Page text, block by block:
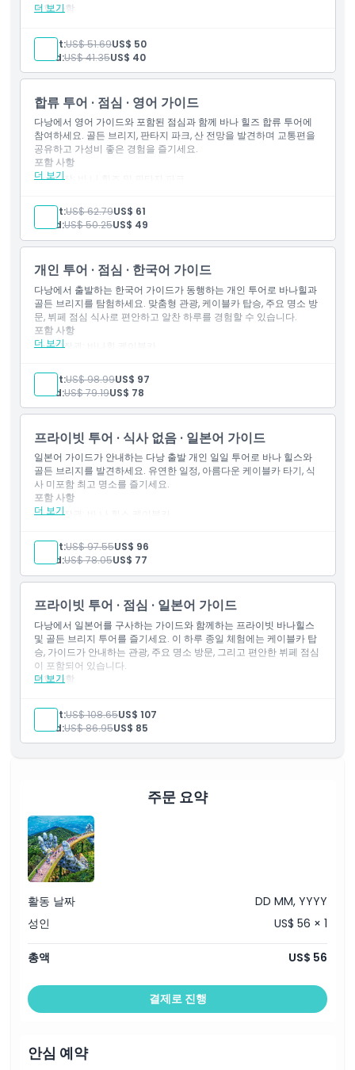
더 보기
포함 사항
영어 / 베트남어 구사 가이드
케이블카 티켓
다낭 시내 중심부 왕복 교통편 (선택 사항)
Adult:US$ 51.69US$ 50
Child:US$ 41.35US$ 40
합류 투어 · 점심 · 영어 가이드
다낭에서 영어 가이드와 포함된 점심과 함께 바나 힐즈 합류 투어에
참여하세요. 골든 브리지, 판타지 파크, 산 전망을 발견하며 교통편을
공유하고 가성비 좋은 경험을 즐기세요.
더 보기
포함 사항
입장: 바 나 힐즈 및 판타지 파크
점심
케이블카 티켓
다낭 시내 중심부 왕복 교통편 (선택 사항)
Adult:US$ 62.79US$ 61
Child:US$ 50.25US$ 49
개인 투어 · 점심 · 한국어 가이드
다낭에서 출발하는 한국어 가이드가 동행하는 개인 투어로 바나힐과
골든 브리지를 탐험하세요. 맞춤형 관광, 케이블카 탑승, 주요 명소 방
문, 뷔페 점심 식사로 편안하고 알찬 하루를 경험할 수 있습니다.
더 보기
포함 사항
입장권: 바나힐 케이블카
입장권: 골든 브릿지
입장권: 프렌치 빌리지
입장권: 판타지 파크
한국어 구사 가이드
호텔 왕복 교통편
만남 장소 왕복 교통편
교통편
Adult:US$ 98.99US$ 97
Child:US$ 79.19US$ 78
프라이빗 투어 · 식사 없음 · 일본어 가이드
일본어 가이드가 안내하는 다낭 출발 개인 일일 투어로 바나 힐스와
골든 브리지를 발견하세요. 유연한 일정, 아름다운 케이블카 타기, 식
사 미포함 최고 명소를 즐기세요.
더 보기
포함 사항
입장권: 바 나 힐스 케이블카
입장권: 골든 브릿지
입장권: 프렌치 빌리지
입장권: 판타지 파크
일본어 가이드
만남 장소 왕복 교통편
교통편
Adult:US$ 97.55US$ 96
Child:US$ 78.05US$ 77
프라이빗 투어 · 점심 · 일본어 가이드
다낭에서 일본어를 구사하는 가이드와 함께하는 프라이빗 바나힐스
및 골든 브리지 투어를 즐기세요. 이 하루 종일 체험에는 케이블카 탑
승, 가이드가 안내하는 관광, 주요 명소 방문, 그리고 편안한 뷔페 점심
이 포함되어 있습니다.
더 보기
포함 사항
입장권: 선월드 바나힐
입장권: 골든 브리지
입장권: 프렌치 빌리지
교통편
Adult:US$ 108.65US$ 107
Child:US$ 86.95US$ 85
주문 요약
활동 날짜
DD MM, YYYY
성인
US$ 56 × 1
총액 US$ 56
결제로 진행
안심 예약